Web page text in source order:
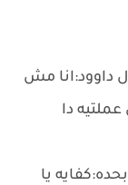
داوود:انا مش
دا
يا